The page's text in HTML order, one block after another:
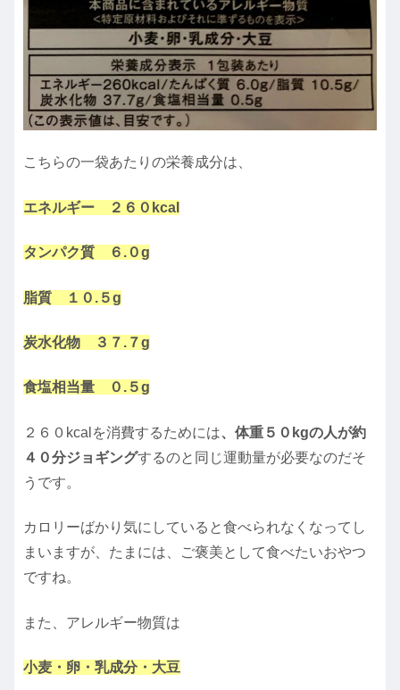
こちらの一袋あたりの栄養成分は、
エネルギー ２６０kcal
タンパク質 ６.０g
脂質 １０.５g
炭水化物 ３７.７g
食塩相当量 ０.５g
２６０kcalを消費するためには、 体重５０kgの人が約
４０分ジョギングするのと同じ運動量が必要なのだそ
うです。
カロリーばかり気にしていると食べられなくなってし
まいますが、たまには、ご褒美として食べたいおやつ
ですね。
また、アレルギー物質は
小麦・卵・乳成分・大豆